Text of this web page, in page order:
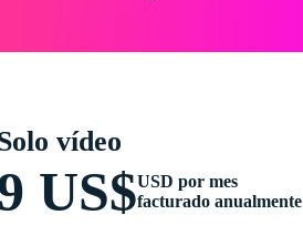
vídeo
US$USD por mes
facturado anualmente